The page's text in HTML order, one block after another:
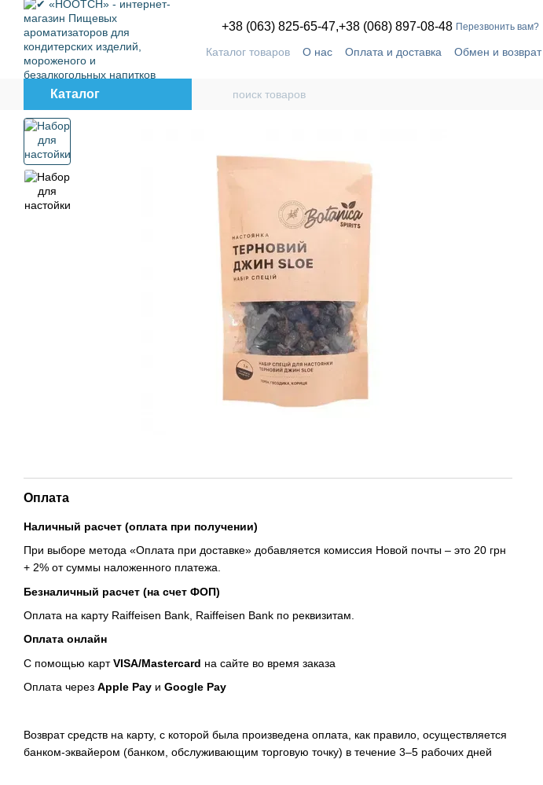
Перейти к основному контенту
+38 (063) 825-65-47,+38 (068) 897-08-48 Перезвонить вам?
Каталог товаров О нас Оплата и доставка Обмен и возврат
Каталог
Оплата
Наличный расчет (оплата при получении)
При выборе метода «Оплата при доставке» добавляется комиссия Новой почты – это 20 грн
+ 2% от суммы наложенного платежа.
Безналичный расчет (на счет ФОП)
Оплата на карту Raiffeisen Bank, Raiffeisen Bank по реквизитам.
Оплата онлайн
С помощью картVISA/Mastercard на сайте во время заказа
Оплата через Apple Pay и Google Pay
Возврат средств на карту, с которой была произведена оплата, как правило, осуществляется
банком-эквайером (банком, обслуживающим торговую точку) в течение 3–5 рабочих дней